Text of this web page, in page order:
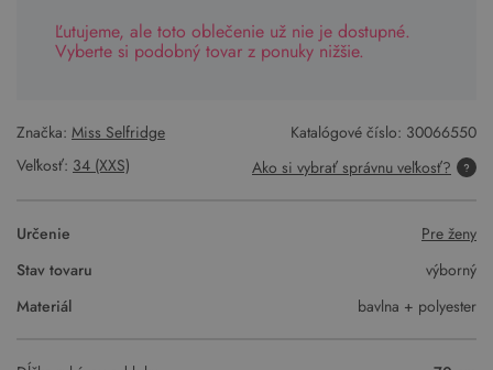
Ľutujeme, ale toto oblečenie už nie je dostupné.
Vyberte si podobný tovar z ponuky nižšie.
Značka: Miss Selfridge Katalógové číslo: 30066550
Veľkosť: 34 (XXS) Ako si vybrať správnu veľkosť?
Určenie
Pre ženy
Stav tovaru
výborný
Materiál
bavlna + polyester